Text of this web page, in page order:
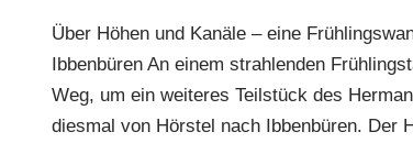
Über Höhen und Kanäle – eine
Ibbenbüren An einem strahlenden
Weg, um ein weiteres Teilstück des
diesmal von Hörstel nach Ibbenbüren. Der